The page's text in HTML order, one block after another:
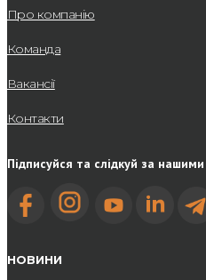
Про компанію
Команда
Вакансії
Контакти
Підписуйся та слідкуй за
НОВИНИ